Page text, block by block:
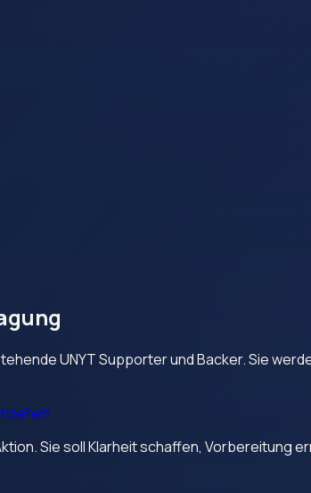
UNYT Supporter und Backer. Sie
Sie soll Klarheit schaffen, Vorbereitung